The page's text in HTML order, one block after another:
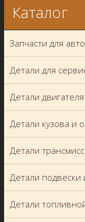
Каталог
Запчасти для
Детали для
Детали двигателя
Детали кузова и
Детали
Детали подвески
Детали